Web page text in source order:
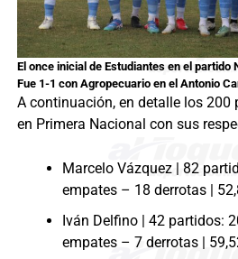
El once inicial de Estudiantes en el partido
Fue 1-1 con Agropecuario en el Antonio
A continuación, en detalle los 200
en Primera Nacional con sus
Marcelo Vázquez | 82
empates – 18 derrotas |
Iván Delfino | 42 partidos:
empates – 7 derrotas |